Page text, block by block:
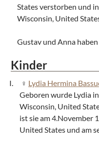
States verstorben und
Wisconsin, United
Gustav und Anna
Kinder
Lydia Hermina
Geboren wurde Lydia
Wisconsin, United
ist sie am 4.November
United States und am